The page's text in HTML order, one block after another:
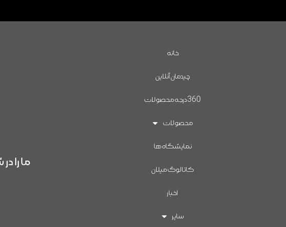
خانه
چیدمان آنلاین
360درجه محصولات
محصولات
نمایشگاه ها
کاتالوگ میلان
اخبار
سایر
ما را